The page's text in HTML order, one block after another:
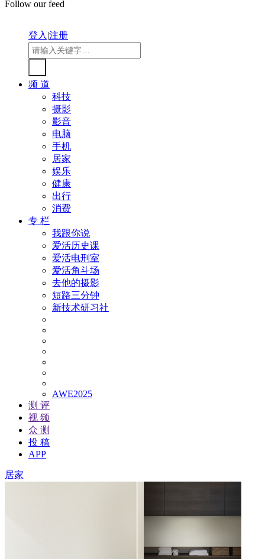
Follow our feed
登入|注册
频 道
科技
摄影
影音
电脑
手机
居家
娱乐
健康
出行
消费
专 栏
我跟你说
爱活历史课
爱活电刑室
爱活角斗场
去他的摄影
短路三分钟
新技术研习社
AWE2025
测 评
视 频
众 测
投 稿
APP
居家